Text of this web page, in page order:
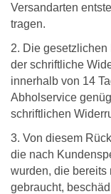
Versandarten
tragen.
2. Die
der schriftliche
innerhalb von 14
Abholservice
schriftlichen
3. Von diesem
die nach
wurden, die bereits
gebraucht,